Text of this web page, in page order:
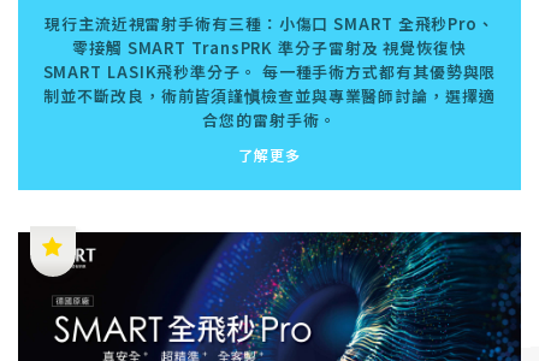
現行主流近視雷射手術有三種：小傷口 SMART 全飛秒Pro、
零接觸 SMART TransPRK 準分子雷射及 視覺恢復快
SMART LASIK飛秒準分子。 每一種手術方式都有其優勢與限
制並不斷改良，術前皆須謹愼檢查並與專業醫師討論，選擇適
合您的雷射手術。
了解更多